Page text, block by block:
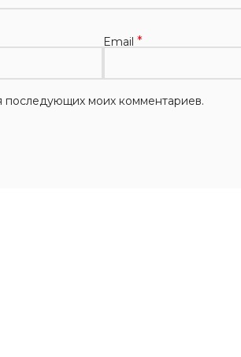
Email *
последующих моих комментариев.